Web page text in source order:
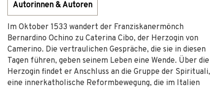
Autorinnen & Autoren
Im Oktober 1533 wandert der Franziskanermönch
Bernardino Ochino zu Caterina Cibo, der Herzogin von
Camerino. Die vertraulichen Gespräche, die sie in diesen
Tagen führen, geben seinem Leben eine Wende. Über die
Herzogin findet er Anschluss an die Gruppe der Spirituali,
eine innerkatholische Reformbewegung, die im Italien